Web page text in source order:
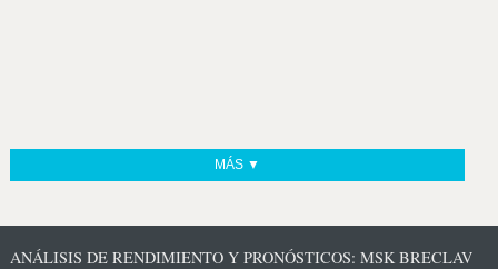
MÁS ▼
ANÁLISIS DE RENDIMIENTO Y PRONÓSTICOS: MSK BRECLAV